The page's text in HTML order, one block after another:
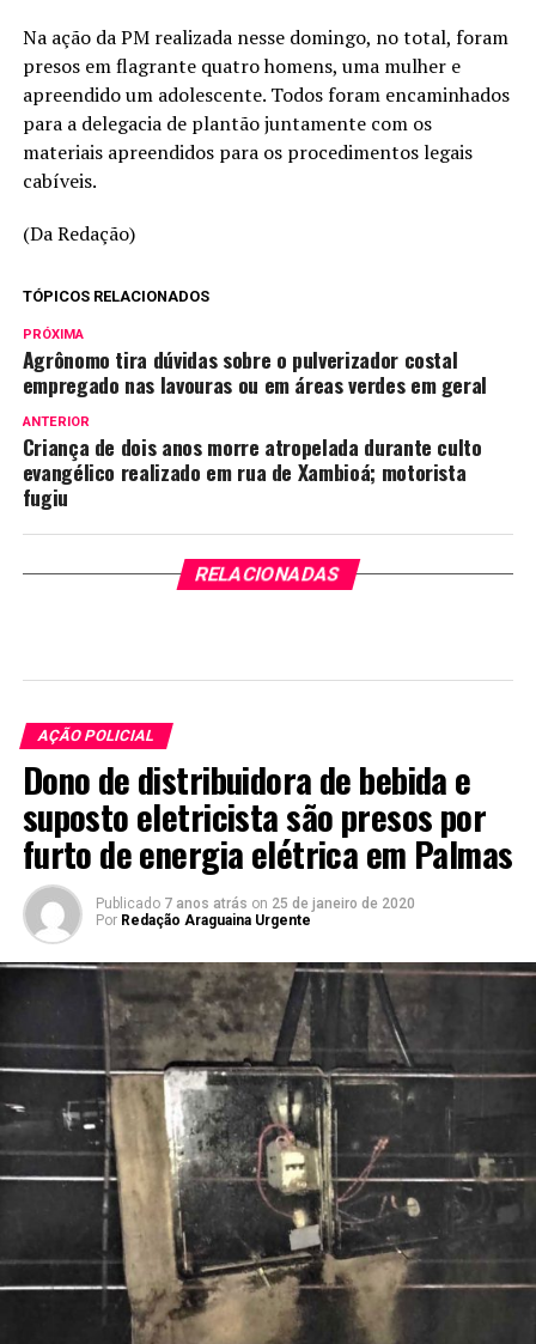
Na ação da PM realizada nesse domingo, no total, foram
presos em flagrante quatro homens, uma mulher e
apreendido um adolescente. Todos foram encaminhados
para a delegacia de plantão juntamente com os
materiais apreendidos para os procedimentos legais
cabíveis.
(Da Redação)
TÓPICOS RELACIONADOS
PRÓXIMA
Agrônomo tira dúvidas sobre o pulverizador costal
empregado nas lavouras ou em áreas verdes em geral
ANTERIOR
Criança de dois anos morre atropelada durante culto
evangélico realizado em rua de Xambioá; motorista
fugiu
RELACIONADAS
AÇÃO POLICIAL
Dono de distribuidora de bebida e
suposto eletricista são presos por
furto de energia elétrica em Palmas
Publicado 7 anos atrás on 25 de janeiro de 2020
Por Redação Araguaina Urgente